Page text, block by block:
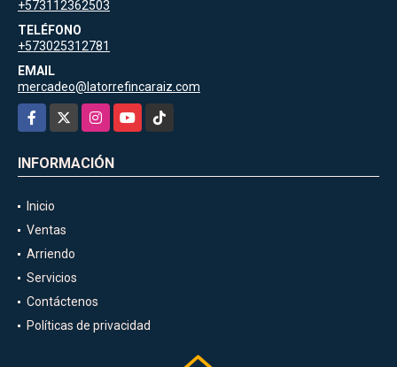
MÓVIL
+573112362503
TELÉFONO
+573025312781
EMAIL
mercadeo@latorrefincaraiz.com
Facebook
X InstagramYouTube
TikTok
Inicio
Ventas
Arriendo
Servicios
Contáctenos